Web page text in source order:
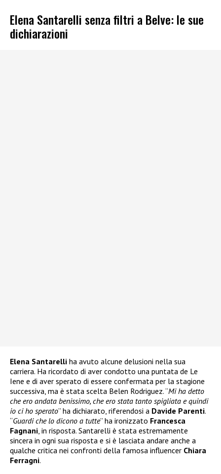
Elena Santarelli senza filtri a Belve: le sue
dichiarazioni
Elena Santarelli ha avuto alcune delusioni nella sua
carriera. Ha ricordato di aver condotto una puntata de Le
Iene e di aver sperato di essere confermata per la stagione
successiva, ma è stata scelta Belen Rodriguez. “Mi ha detto
che ero andata benissimo, che ero stata tanto spigliata e quindi
io ci ho sperato” ha dichiarato, riferendosi a Davide Parenti.
“Guardi che lo dicono a tutte” ha ironizzato Francesca
Fagnani , in risposta. Santarelli è stata estremamente
sincera in ogni sua risposta e si è lasciata andare anche a
qualche critica nei confronti della famosa influencer Chiara
Ferragni.